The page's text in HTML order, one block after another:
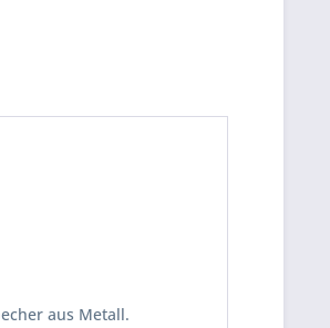
aus Metall.